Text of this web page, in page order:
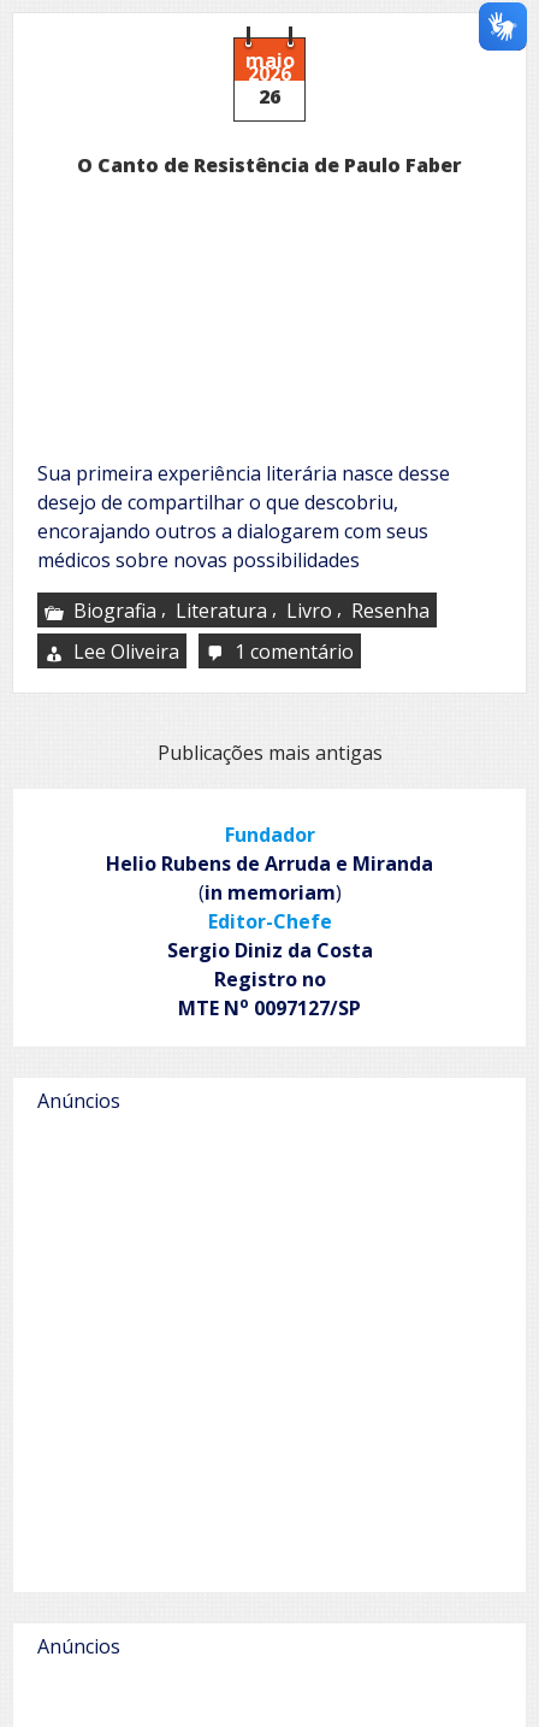
de
Kaíke
Nannemaio
2026
26
O Canto de Resistência de Paulo Faber
Sua primeira experiência literária nasce desse
desejo de compartilhar o que descobriu,
encorajando outros a dialogarem com seus
médicos sobre novas possibilidades
Biografia , Literatura , Livro , Resenha
Lee Oliveira
1 comentário
Canto
Resistência
de
NavegaçãoPublicações mais antigas
Fundador
Helio Rubens de Arruda e Miranda
(in memoriam)
Editor-Chefe
Sergio Diniz da Costa
Registro no
MTE No 0097127/SP
Anúncios
Anúncios